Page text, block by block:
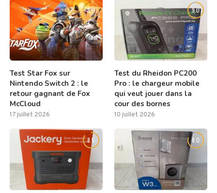
8.0
Test Star Fox sur
Nintendo Switch 2 : le
retour gagnant de Fox
McCloud
17 juillet 2026
9.0
Test du Rheidon PC200
Pro : le chargeur mobile
qui veut jouer dans la
cour des bornes
10 juillet 2026
8.5 8.0